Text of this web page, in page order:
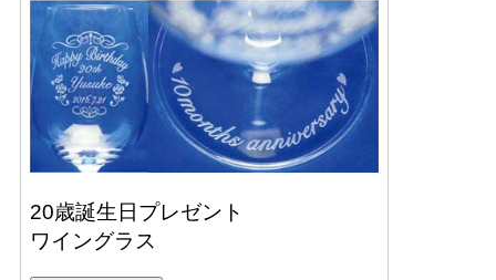
20歳誕生日プレゼント
ワイングラス